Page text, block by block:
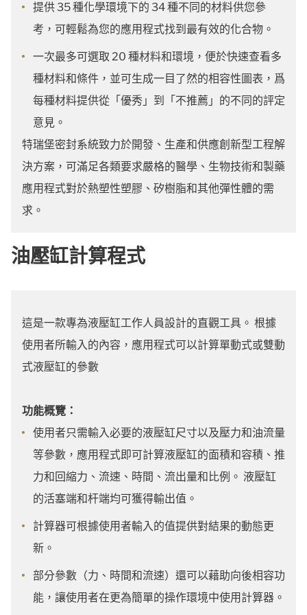
提供 35 種化學環境下的 34 種不同的材料供您參
考，可輕鬆為您的應用程式找到最有效的化合物。
一次最多可選取 20 種材料和環境，便於快速查看多
種材料和條件，並可生成一目了然的相容性圖表，爲
每種材料提供從「優秀」到「不推薦」的不同的評定
意見。
特瑞堡密封系統致力於開發、生產和供應創新型工程解
決方案，可滿足各類要求嚴格的醫學、生物技術和製藥
應用程式對於熱塑性塑膠、矽樹脂和其他彈性體的需
求。
油壓缸計算程式
這是一款專為液壓缸工作人員設計的直觀工具。 根據
使用者所輸入的內容，應用程式可以計算單動式或雙動
式液壓缸的參數
功能概覽：
使用者只需輸入必要的液壓缸尺寸以及壓力和油流量
等參數，應用程式即可計算液壓缸的面積和容積、推
力和回縮力、流速、時間、流出量和比例。 液壓缸
的活塞端和杆端均可獲得輸出值。
計算器可根據使用者輸入的值提供對結果的動態更
新。
部分參數（力、時間和流速）還可以藉助向後相容功
能，讓使用者在更為簡單的操作環境中使用計算器。